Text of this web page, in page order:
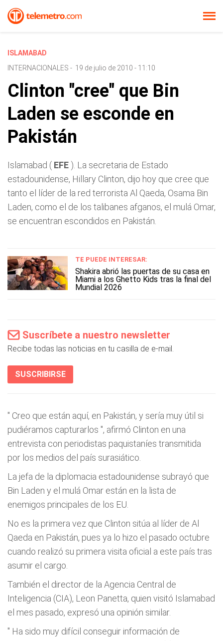
ISLAMABAD
INTERNACIONALES - 19 de julio de 2010 - 11:10
Clinton "cree" que Bin
Laden se esconde en
Pakistán
Islamabad ( EFE ). La secretaria de Estado
estadounidense, Hillary Clinton, dijo hoy que cree que
tanto el líder de la red terrorista Al Qaeda, Osama Bin
Laden, como el de los talibanes afganos, el mulá Omar,
se encuentran escondidos en Pakistán.
TE PUEDE INTERESAR:
Shakira abrió las puertas de su casa en
Miami a los Ghetto Kids tras la final del
Mundial 2026
Suscríbete a nuestro newsletter
Recibe todas las noticias en tu casilla de e-mail.
SUSCRIBIRSE
" Creo que están aquí, en Pakistán, y sería muy útil si
pudiéramos capturarlos ", afirmó Clinton en una
entrevista con periodistas paquistaníes transmitida
por los medios del país surasiático.
La jefa de la diplomacia estadounidense subrayó que
Bin Laden y el mulá Omar están en la lista de
enemigos principales de los EU.
No es la primera vez que Clinton sitúa al líder de Al
Qaeda en Pakistán, pues ya lo hizo el pasado octubre
cuando realizó su primera visita oficial a este país tras
asumir el cargo.
También el director de la Agencia Central de
Inteligencia (CIA), Leon Panetta, quien visitó Islamabad
el mes pasado, expresó una opinión similar.
" Ha sido muy difícil conseguir información de